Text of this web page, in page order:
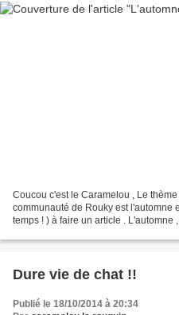
Coucou c'est le Caramelou , Le
communauté de Rouky est l'automne
temps ! ) à faire un article . L'automne
Dure vie de chat !!
Publié le 18/10/2014 à 20:34